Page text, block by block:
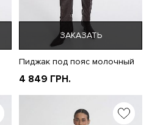
ЗАКАЗАТЬ
Пиджак под пояс молочный
4 849 ГРН.